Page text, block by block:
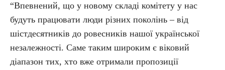
“Впевнений, що у новому складі комітету у нас
будуть працювати люди різних поколінь – від
шістдесятників до ровесників нашої української
незалежності. Саме таким широким є віковий
діапазон тих, хто вже отримали пропозиції